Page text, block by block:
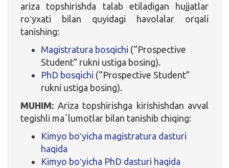
ariza topshirishda talab etiladigan hujjatlar
roʻyxati bilan quyidagi havolalar orqali
tanishing:
Magistratura bosqichi (“Prospective
Student” rukni ustiga bosing).
PhD bosqichi (“Prospective Student”
rukni ustiga bosing).
MUHIM: Ariza topshirishga kirishishdan avval
tegishli maʼlumotlar bilan tanishib chiqing:
Kimyo boʻyicha magistratura dasturi
haqida
Kimyo boʻyicha PhD dasturi haqida